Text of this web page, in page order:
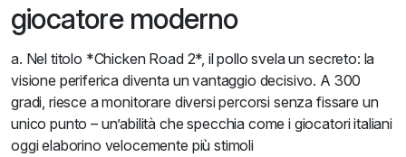
giocatore moderno
a. Nel titolo *Chicken Road 2*, il pollo svela un secreto: la
visione periferica diventa un vantaggio decisivo. A 300
gradi, riesce a monitorare diversi percorsi senza fissare un
unico punto – un’abilità che specchia come i giocatori italiani
oggi elaborino velocemente più stimoli